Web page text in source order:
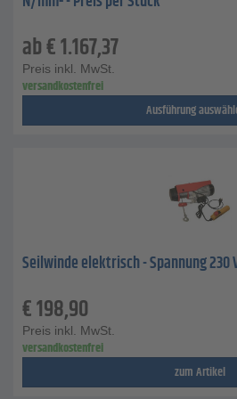
ab€1.167,37
Preis inkl. MwSt.
versandkostenfrei
Ausführung
Seilwinde elektrisch - Spannung 230
€198,90
Preis inkl. MwSt.
versandkostenfrei
zum Artikel